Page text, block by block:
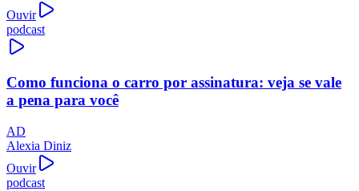
Ouvir
podcast
Como funciona o carro por assinatura: veja se vale
a pena para você
AD
Alexia Diniz
Ouvir
podcast